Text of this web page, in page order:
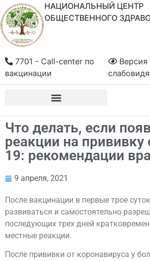
НАЦИОНАЛЬНЫЙ ЦЕНТР
ОБЩЕСТВЕННОГО
Версия
7701 - Call-center по
вакцинации
Что делать, если
реакции на прививку
19: рекомендации
9 апреля, 2021
После вакцинации в первые трое
развиваться и самостоятельно
последующих трех дней
местные реакции.
После прививки от коронавируса у